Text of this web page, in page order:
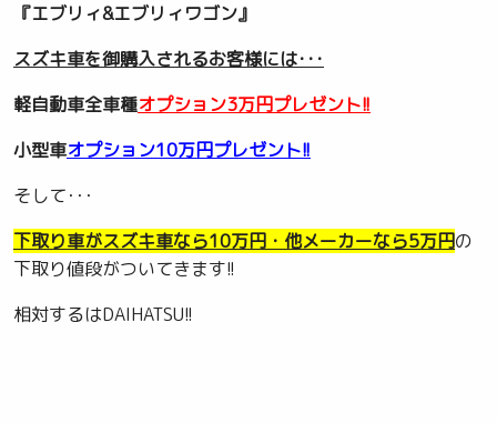
『エブリィ&エブリィワゴン』
スズキ車を御購入されるお客様には･･･
軽自動車全車種オプション3万円プレゼント!!
小型車オプション10万円プレゼント!!
そして･･･
下取り車がスズキ車なら10万円・他メーカーなら5万円の
下取り値段がついてきます!!
相対するはDAIHATSU!!